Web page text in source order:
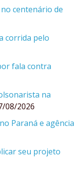
centenário de
corrida pelo
fala contra
na
08/2026
Paraná e agência
seu projeto